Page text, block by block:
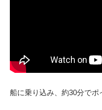
船に乗り込み、約30分でポ